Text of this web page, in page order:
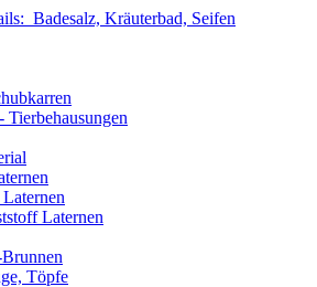
Badesalz, Kräuterbad, Seifen
Tierbehausungen
Laternen
Töpfe